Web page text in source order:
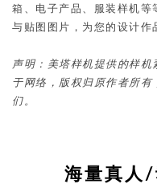
箱、电子产品、服装样机等
与贴图图片，为您的设计作
声明：美塔样机提供的样
于网络，版权归原作者所
们。
海量真人/